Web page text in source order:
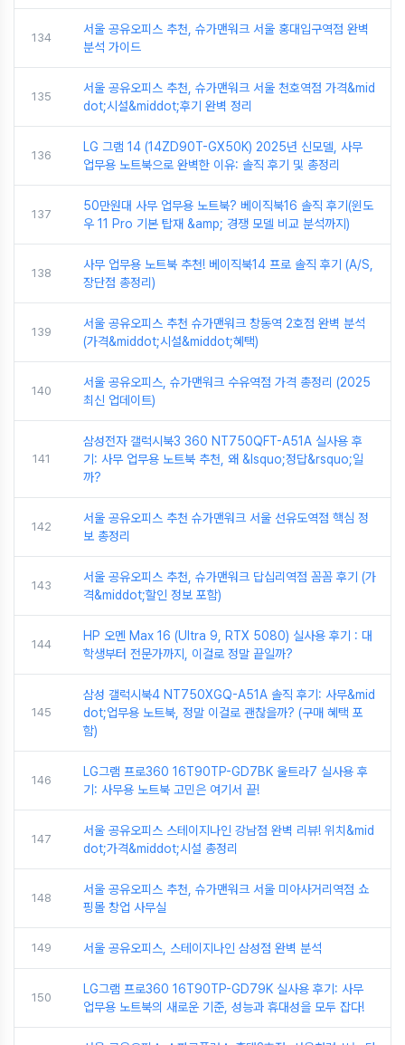
134
서울 공유오피스 추천, 슈가맨워크 서울 홍대입구역점 완벽
분석 가이드
135
서울 공유오피스 추천, 슈가맨워크 서울 천호역점 가격&mid
dot;시설&middot;후기 완벽 정리
136
LG 그램 14 (14ZD90T-GX50K) 2025년 신모델, 사무
업무용 노트북으로 완벽한 이유: 솔직 후기 및 총정리
137
50만원대 사무 업무용 노트북? 베이직북16 솔직 후기(윈도
우 11 Pro 기본 탑재 &amp; 경쟁 모델 비교 분석까지)
138
사무 업무용 노트북 추천! 베이직북14 프로 솔직 후기 (A/S,
장단점 총정리)
139
서울 공유오피스 추천 슈가맨워크 창동역 2호점 완벽 분석
(가격&middot;시설&middot;혜택)
140
서울 공유오피스, 슈가맨워크 수유역점 가격 총정리 (2025
최신 업데이트)
141
삼성전자 갤럭시북3 360 NT750QFT-A51A 실사용 후
기: 사무 업무용 노트북 추천, 왜 &lsquo;정답&rsquo;일
까?
142
서울 공유오피스 추천 슈가맨워크 서울 선유도역점 핵심 정
보 총정리
143
서울 공유오피스 추천, 슈가맨워크 답십리역점 꼼꼼 후기 (가
격&middot;할인 정보 포함)
144
HP 오멘 Max 16 (Ultra 9, RTX 5080) 실사용 후기 : 대
학생부터 전문가까지, 이걸로 정말 끝일까?
145
삼성 갤럭시북4 NT750XGQ-A51A 솔직 후기: 사무&mid
dot;업무용 노트북, 정말 이걸로 괜찮을까? (구매 혜택 포
함)
146
LG그램 프로360 16T90TP-GD7BK 울트라7 실사용 후
기: 사무용 노트북 고민은 여기서 끝!
147
서울 공유오피스 스테이지나인 강남점 완벽 리뷰! 위치&mid
dot;가격&middot;시설 총정리
148
서울 공유오피스 추천, 슈가맨워크 서울 미아사거리역점 쇼
핑몰 창업 사무실
149 서울 공유오피스, 스테이지나인 삼성점 완벽 분석
150
LG그램 프로360 16T90TP-GD79K 실사용 후기: 사무
업무용 노트북의 새로운 기준, 성능과 휴대성을 모두 잡다!